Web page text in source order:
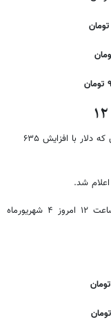
در ساعات اولیه روز افزایشی بود؛ به طوری که دلار با افزایش ۶۳۵
جدول زیر دربردارنده قیمت دلار و سایر ارزها در ساعت ۱۲ امروز ۴ شهریورماه